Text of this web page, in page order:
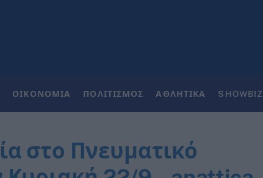
ΟΙΚΟΝΟΜΙΑ ΠΟΛΙΤΙΣΜΟΣ ΑΘΛΗΤΙΚΑ SHOWBIZ
στο Πνευματικό